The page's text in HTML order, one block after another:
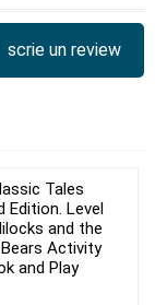
scrie un review